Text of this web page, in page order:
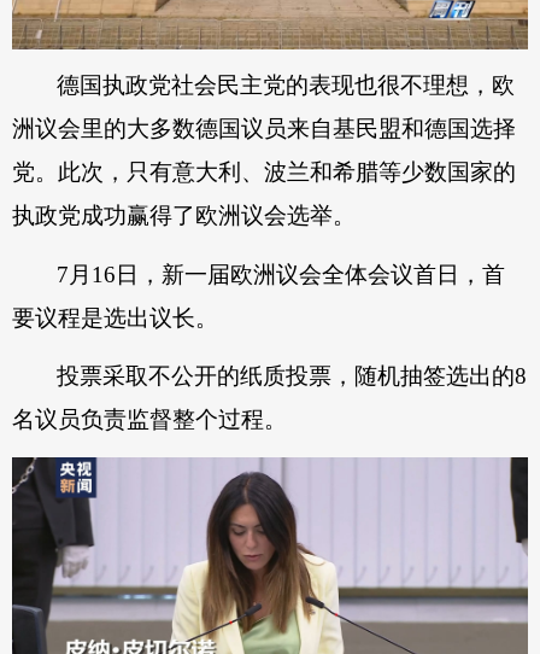
德国执政党社会民主党的表现也很不理想，欧
洲议会里的大多数德国议员来自基民盟和德国选择
党。此次，只有意大利、波兰和希腊等少数国家的
执政党成功赢得了欧洲议会选举。
7月16日，新一届欧洲议会全体会议首日，首
要议程是选出议长。
投票采取不公开的纸质投票，随机抽签选出的8
名议员负责监督整个过程。